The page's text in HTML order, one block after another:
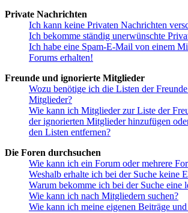
Private Nachrichten
Ich kann keine Privaten Nachrichten
Ich bekomme ständig unerwünschte
Ich habe eine Spam-E-Mail von einem
Forums erhalten!
Freunde und ignorierte Mitglieder
Wozu benötige ich die Listen der
Mitglieder?
Wie kann ich Mitglieder zur Liste der
der ignorierten Mitglieder hinzufügen
den Listen entfernen?
Die Foren durchsuchen
Wie kann ich ein Forum oder mehrere
Weshalb erhalte ich bei der Suche keine
Warum bekomme ich bei der Suche eine
Wie kann ich nach Mitgliedern suchen?
Wie kann ich meine eigenen Beiträge